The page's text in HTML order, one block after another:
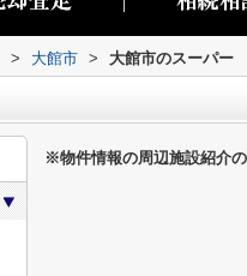
> 大館市 > 大館市のスーパー
※物件情報の周辺施設紹介